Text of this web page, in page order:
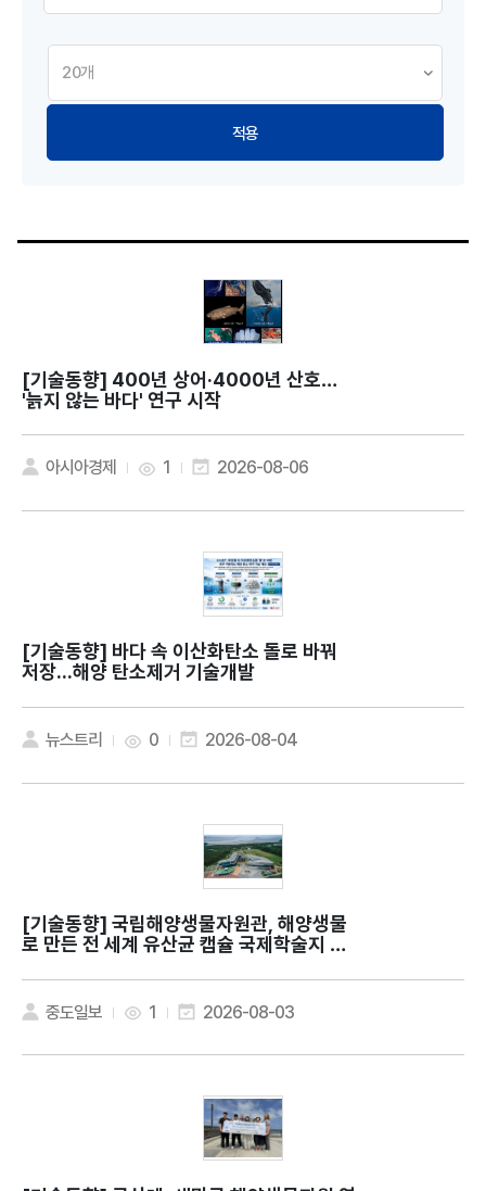
적용
[기술동향]
'늙지 않는 바다' 연구 시작
아시아경제 1 2026-08-06
[기술동향]
저장...해양 탄소제거 기술개발
뉴스트리 0 2026-08-04
[기술동향]
로 만든 전 세계 유산균 캡슐 국제학술지 발
중도일보 1 2026-08-03